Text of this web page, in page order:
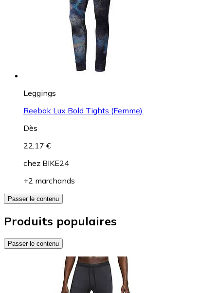
Leggings
Reebok Lux Bold Tights (Femme)
Dès
22,17 €
chez BIKE24
+2 marchands
Passer le contenu
Produits populaires
Passer le contenu